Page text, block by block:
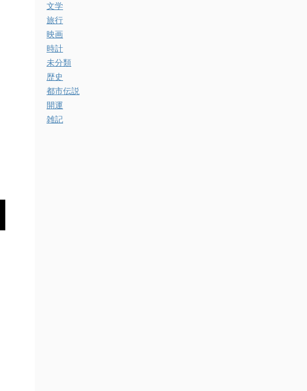
文学
旅行
映画
時計
未分類
歴史
都市伝説
開運
雑記